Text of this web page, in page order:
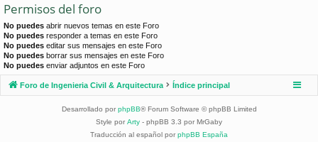
Permisos del foro
No puedes abrir nuevos temas en este Foro
No puedes responder a temas en este Foro
No puedes editar sus mensajes en este Foro
No puedes borrar sus mensajes en este Foro
No puedes enviar adjuntos en este Foro
Foro de Ingenieria Civil & Arquitectura Índice principal
Desarrollado por phpBB® Forum Software © phpBB Limited
Style por Arty - phpBB 3.3 por MrGaby
Traducción al español por phpBB España